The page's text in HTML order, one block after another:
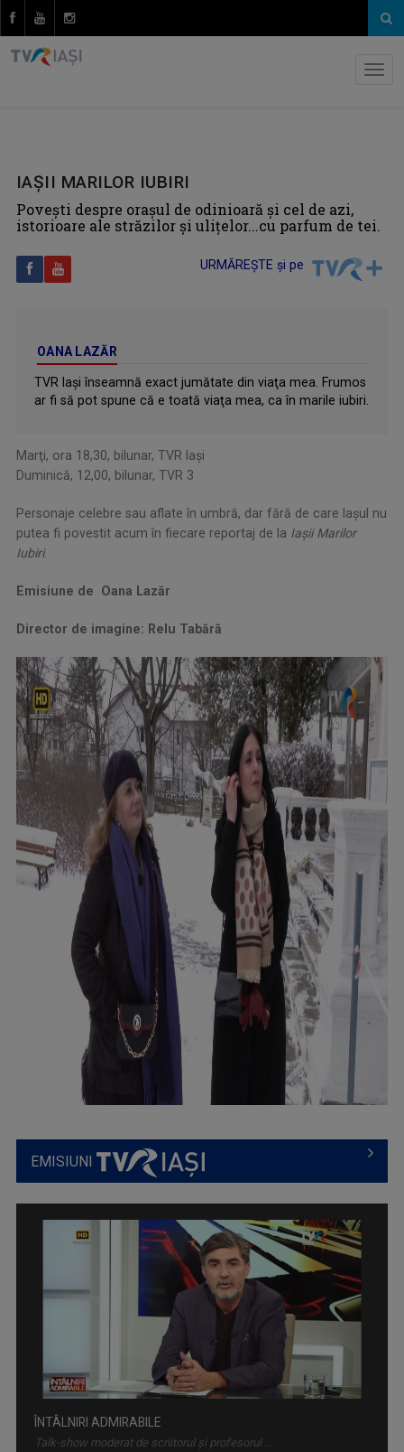
IAȘII MARILOR IUBIRI
Poveşti despre oraşul de odinioară şi cel de azi,
istorioare ale străzilor şi uliţelor...cu parfum de tei.
URMĂREȘTE și pe
OANA LAZĂR
TVR Iaşi înseamnă exact jumătate din viaţa mea. Frumos
ar fi să pot spune că e toată viaţa mea, ca în marile iubiri.
Marţi, ora 18,30, bilunar, TVR Iași
Duminică, 12,00, bilunar, TVR 3
Personaje celebre sau aflate în umbră, dar fără de care Iaşul nu
putea fi povestit acum în fiecare reportaj de la Iaşii Marilor
Iubiri.
Emisiune de Oana Lazăr
Director de imagine: Relu Tabără
EMISIUNI
ÎNTÂLNIRI ADMIRABILE
Talk-show moderat de scriitorul și profesorul ...